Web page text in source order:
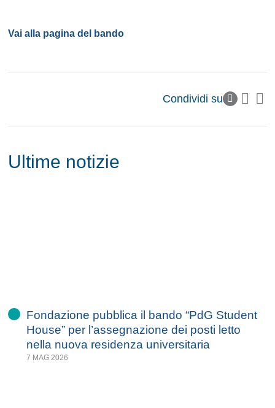
Vai alla pagina del bando
Condividi su
Ultime notizie
Fondazione pubblica il bando “PdG Student
House” per l’assegnazione dei posti letto
nella nuova residenza universitaria
7 MAG 2026